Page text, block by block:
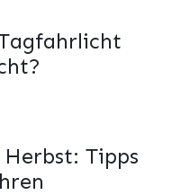
Tipps